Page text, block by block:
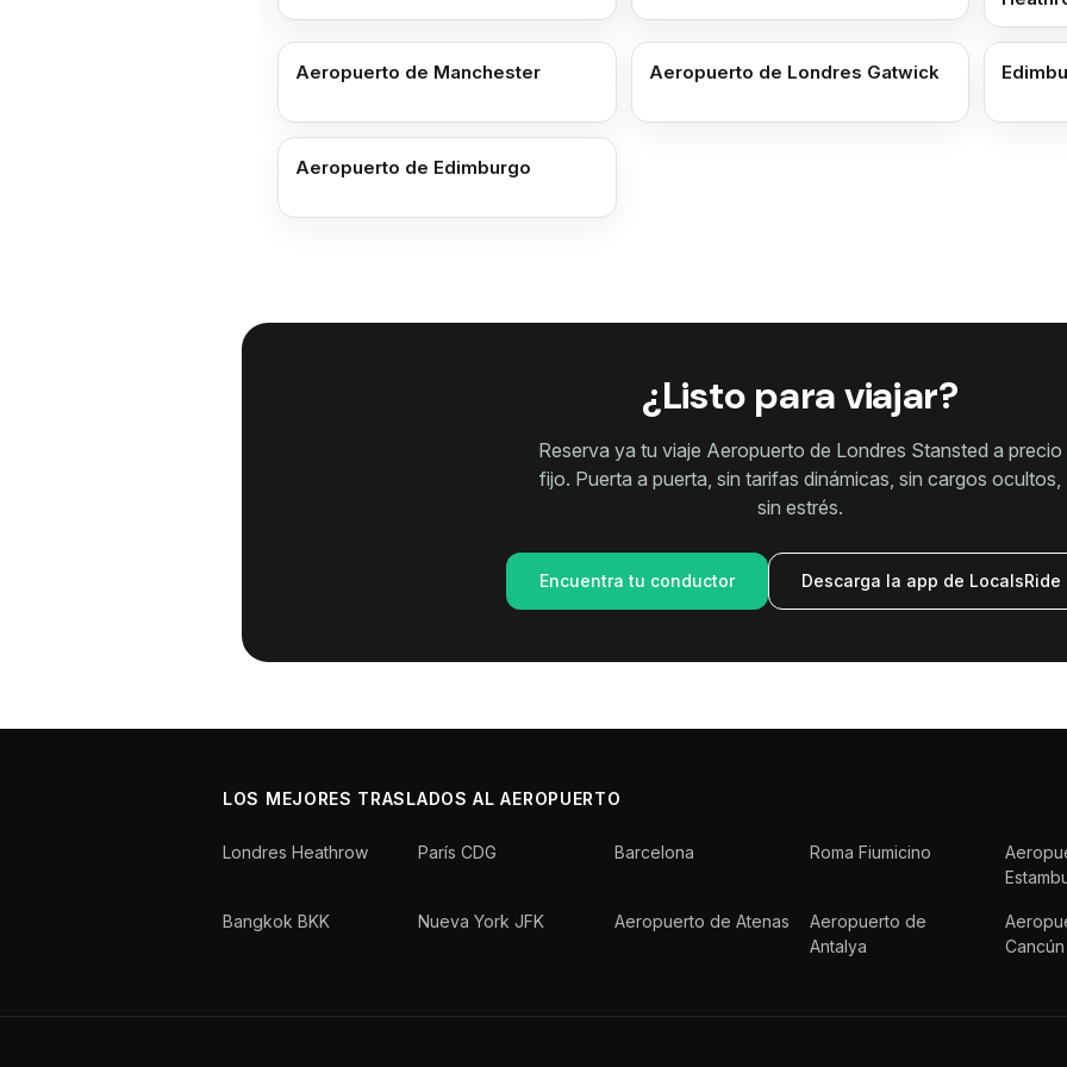
Aeropuerto de Manchester Aeropuerto de Londres Gatwick
Aeropuerto de Edimburgo
¿Listo para viajar?
Reserva ya tu viaje Aeropuerto de Londres Stansted a precio
fijo. Puerta a puerta, sin tarifas dinámicas, sin cargos ocultos,
sin estrés.
Encuentra tu conductor Descarga la app de LocalsRide
LOS MEJORES TRASLADOS AL AEROPUERTO
Londres Heathrow París CDG Barcelona Roma Fiumicino
Bangkok BKK Nueva York JFK Aeropuerto de Atenas
Aeropuerto de
Antalya
Cancún